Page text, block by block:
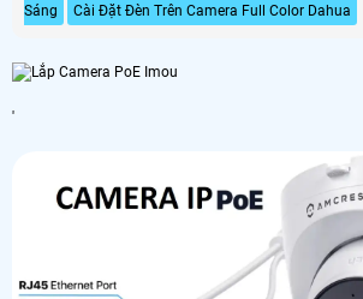
Sáng
Cài Đặt Đèn Trên Camera Full Color Dahua
'